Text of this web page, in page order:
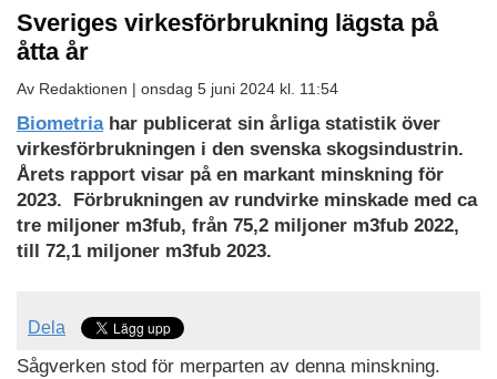
Sveriges virkesförbrukning lägsta på
åtta år
Av Redaktionen | onsdag 5 juni 2024 kl. 11:54
Biometriahar publicerat sin årliga statistik över
virkesförbrukningen i den svenska skogsindustrin.
Årets rapport visar på en markant minskning för
2023. Förbrukningen av rundvirke minskade med ca
tre miljoner m3fub, från 75,2 miljoner m3fub 2022,
till 72,1 miljoner m3fub 2023.
Dela
Sågverken stod för merparten av denna minskning.